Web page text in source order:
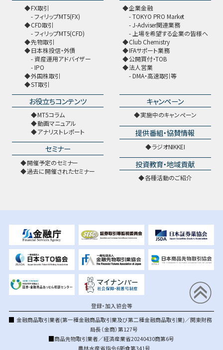
FX取引
フィリップMT5(FX)
CFD取引
フィリップMT5(CFD)
先物取引
日本株投信・外債
資産運用アドバイザー
IPO
外国株取引
ST取引
企業金融
TOKYO PRO Market
J-Adviser関連業務
上場を希望する企業の皆様へ
Club Chemistry
IFAサポート業務
公開買付・TOB
法人営業
DMA・高速取引等
お役立ちコンテンツ
MT5コラム
動画マニュアル
アナリストレポート
セミナー
開催予定のセミナー
過去に開催されたセミナー
キャンペーン
実施中のキャンペーン
提供番組・協賛情報
ラジオNIKKEI
投資教育・地域貢献
各種活動のご紹介
登録・加入協会等
金融商品取引業者(第一種金融商品取引業及び第二種金融商品取引業)／関東財務
局長（金商）第127号
商品先物取引業者／経済産業省20240430商第6号
農林水産省指令6新食第341号